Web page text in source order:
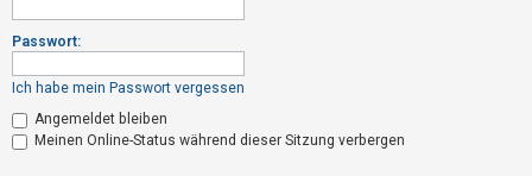
n
R
e
Passwort:
Ich habe mein Passwort vergessen
Angemeldet bleiben
Meinen Online-Status während dieser Sitzung verbergen